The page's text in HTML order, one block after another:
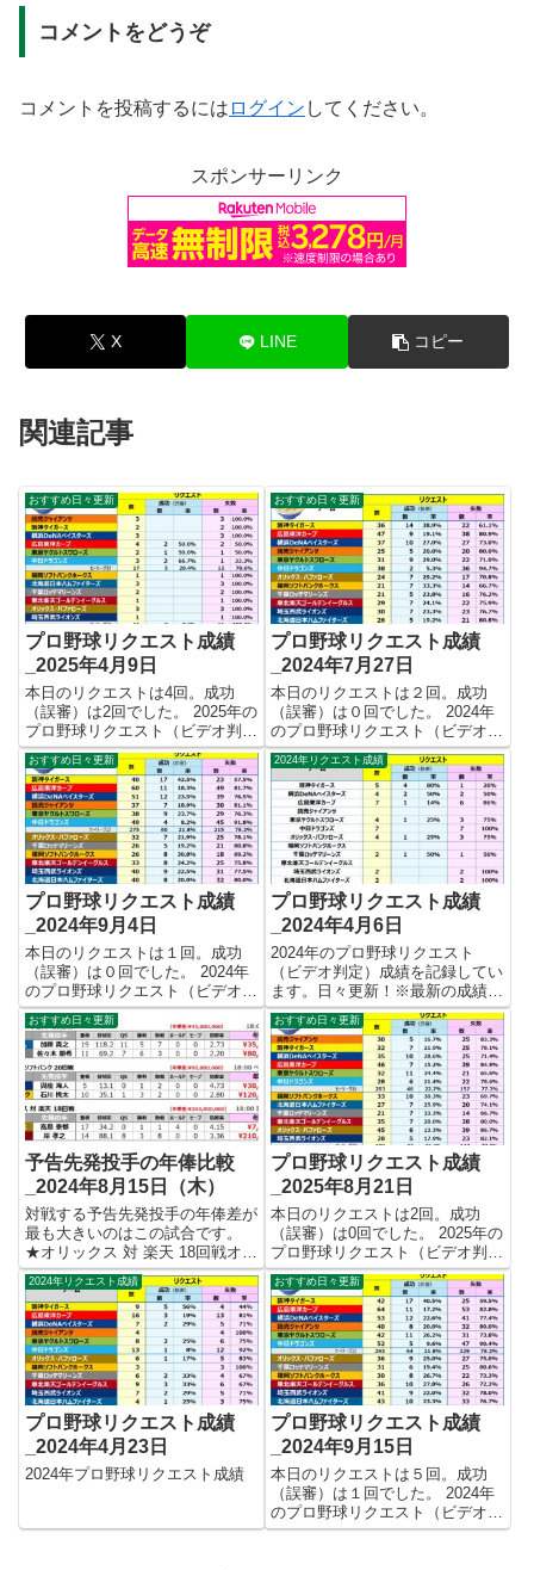
コメントをどうぞ
コメントを投稿するには ログイン してください。
スポンサーリンク
X LINE コピー
関連記事
おすすめ日々更新
プロ野球リクエスト成績
_2025年4月9日
本日のリクエストは4回。成功
（誤審）は2回でした。 2025年の
プロ野球リクエスト（ビデオ判
定）成績を記録集計しています。
今シーズンのリクエスト成功率は
これで17.9%。リクエスト数28
回、成功5回、失敗23回となりま
した。 【リクエスト結...
おすすめ日々更新
プロ野球リクエスト成績
_2024年7月27日
本日のリクエストは２回。成功
（誤審）は０回でした。 2024年
のプロ野球リクエスト（ビデオ判
定）成績を記録集計しています。
今シーズンのリクエスト成功率は
これで23.8%。リクエスト数365
回、成功87回、失敗278回となり
ました。 【リク...
おすすめ日々更新
プロ野球リクエスト成績
_2024年9月4日
本日のリクエストは１回。成功
（誤審）は０回でした。 2024年
のプロ野球リクエスト（ビデオ判
定）成績を記録集計しています。
今シーズンのリクエスト成功率は
これで22.2%。リクエスト数472
回、成功105回、失敗367回とな
りました。 【リク...
2024年リクエスト成績
プロ野球リクエスト成績
_2024年4月6日
2024年のプロ野球リクエスト
（ビデオ判定）成績を記録してい
ます。日々更新！※最新の成績は
コチラ 本日のリクエストは３
回。成功（誤審）は０回でした。
【リクエスト結果_集計表】 ★お
薦めの2023年プロ野球リクエス
ト関連 ⇒2023年のプロ...
おすすめ日々更新
予告先発投手の年俸比較
_2024年8月15日（木）
対戦する予告先発投手の年俸差が
最も大きいのはこの試合です。
★オリックス 対 楽天 18回戦オリ
ックス 髙島 泰都 ¥7,000,000楽天
岸 孝之 ¥210,000,000 年俸差
¥203,000,000 今更ですが、年収2
億1千万円...
おすすめ日々更新
プロ野球リクエスト成績
_2025年8月21日
本日のリクエストは2回。成功
（誤審）は0回でした。 2025年の
プロ野球リクエスト（ビデオ判
定）成績を記録集計しています。
今シーズンのリクエスト成功率は
これで22.4%。リクエスト数392
回、成功88回、失敗304回となり
ました。 【リクエ...
2024年リクエスト成績
プロ野球リクエスト成績
_2024年4月23日
2024年プロ野球リクエスト成績
おすすめ日々更新
プロ野球リクエスト成績
_2024年9月15日
本日のリクエストは５回。成功
（誤審）は１回でした。 2024年
のプロ野球リクエスト（ビデオ判
定）成績を記録集計しています。